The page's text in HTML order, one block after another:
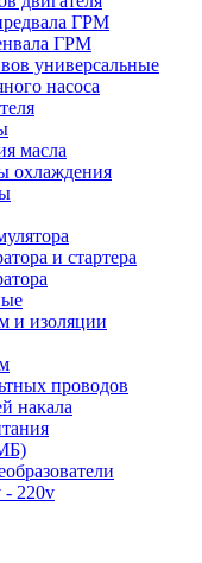
ГРМ
ГРМ
универсальные
насоса
масла
охлаждения
и стартера
и изоляции
проводов
накала
- 220v